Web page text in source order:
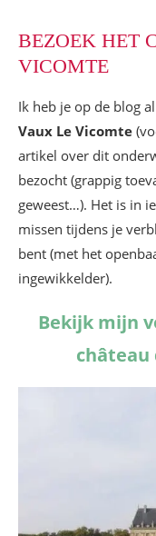
BEZOEK HET
VICOMTE
Ik heb je op de blog
Vaux Le Vicomte
artikel over dit
bezocht (grappig
geweest…). Het is in
missen tijdens je
bent (met het
ingewikkelder).
Bekijk mijn
château